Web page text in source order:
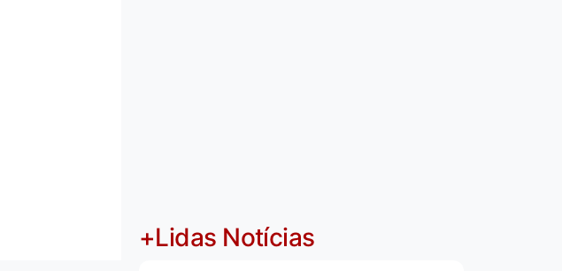
+Lidas Notícias